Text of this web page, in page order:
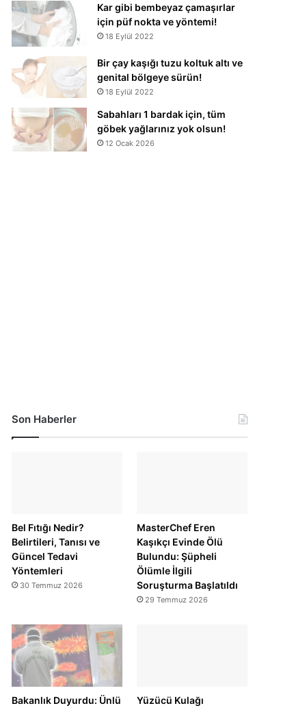
Kar gibi bembeyaz çamaşırlar
için püf nokta ve yöntemi!
18 Eylül 2022
Bir çay kaşığı tuzu koltuk altı ve
genital bölgeye sürün!
18 Eylül 2022
Sabahları 1 bardak için, tüm
göbek yağlarınız yok olsun!
12 Ocak 2026
Son Haberler
Bel Fıtığı Nedir?
Belirtileri, Tanısı ve
Güncel Tedavi
Yöntemleri
30 Temmuz 2026
MasterChef Eren
Kaşıkçı Evinde Ölü
Bulundu: Şüpheli
Ölümle İlgili
Soruşturma Başlatıldı
29 Temmuz 2026
Bakanlık Duyurdu: Ünlü
Yüzücü Kulağı